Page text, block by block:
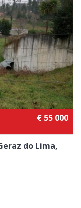
€ 55 000
do Lima,